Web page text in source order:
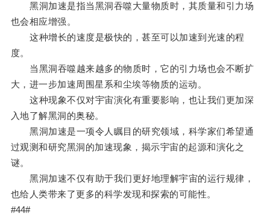
黑洞加速是指当黑洞吞噬大量物质时，其质量和引力场
也会相应增强。
这种增长的速度是极快的，甚至可以加速到光速的程
度。
当黑洞吞噬越来越多的物质时，它的引力场也会不断扩
大，进一步加速周围星系和尘埃等物质的运动。
这种现象不仅对宇宙演化有重要影响，也让我们更加深
入地了解黑洞的奥秘。
黑洞加速是一项令人瞩目的研究领域，科学家们希望通
过观测和研究黑洞的加速现象，揭示宇宙的起源和演化之
谜。
黑洞加速不仅有助于我们更好地理解宇宙的运行规律，
也给人类带来了更多的科学发现和探索的可能性。
#44#